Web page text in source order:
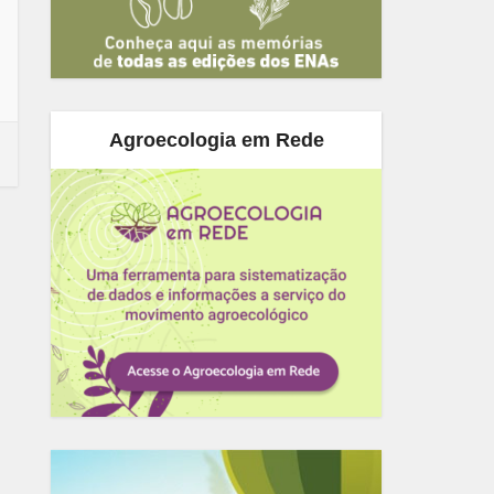
Agroecologia em Rede